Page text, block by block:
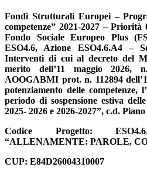
Fondi Strutturali Europei –
competenze” 2021-2027 – Priorità
Fondo Sociale Europeo Plus
ESO4.6, Azione ESO4.6.A4 –
Interventi di cui al decreto del
merito dell’11 maggio 2026,
AOOGABMI prot. n. 112894
potenziamento delle competenze,
periodo di sospensione estiva
2025- 2026 e 2026-2027”, c.d.
Codice Progetto:
“ALLENAMENTE: PAROLE,
CUP: E84D26004310007